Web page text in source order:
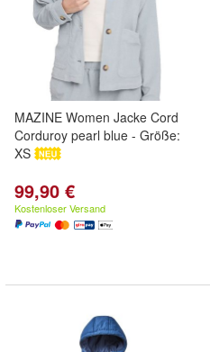
MAZINE Women Jacke Cord
Corduroy pearl blue - Größe:
XS
99,90 €
Kostenloser Versand